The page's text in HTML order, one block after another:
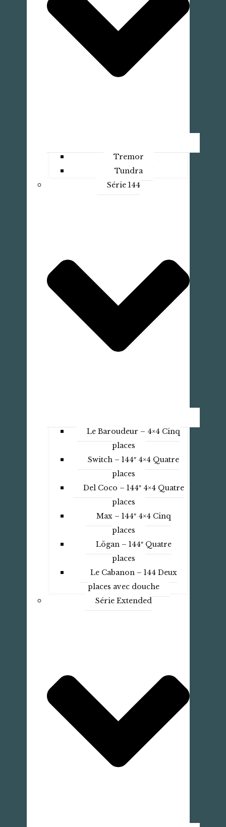
Tremor
Tundra
Série 144
Le Baroudeur – 4×4 Cinq
places
Switch – 144″ 4×4 Quatre
places
Del Coco – 144″ 4×4 Quatre
places
Max – 144″ 4×4 Cinq
places
Lögan – 144″ Quatre
places
Le Cabanon – 144 Deux
places avec douche
Série Extended